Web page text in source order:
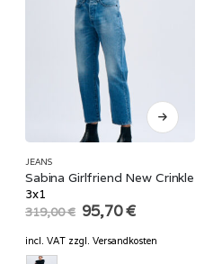
JEANS
Sabina Girlfriend New Crinkle
3x1
319,00€ Original
price
was:
319,00 €.
95,70€Current
is:
incl. VAT zzgl. Versandkosten